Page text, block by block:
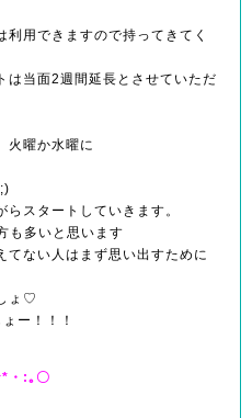
用できますので持ってきてく
当面2週間延長とさせていただ
火曜か水曜に
スタートしていきます。
も多いと思います
てない人はまず思い出すために
ょ♡
ー！！！
・:｡〇